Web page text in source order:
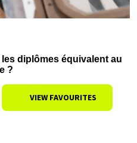
diplômes équivalent au
?
VIEW FAVOURITES